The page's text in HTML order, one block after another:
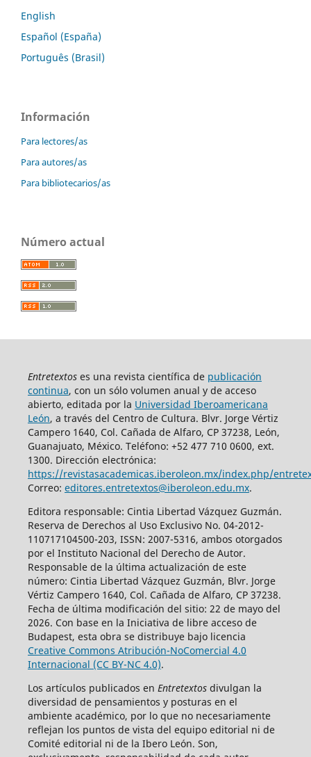
English
Español (España)
Português (Brasil)
Información
Para lectores/as
Para autores/as
Para bibliotecarios/as
Número actual
Entretextos es una revista científica de publicación
continua, con un sólo volumen anual y de acceso
abierto, editada por la Universidad Iberoamericana
León, a través del Centro de Cultura. Blvr. Jorge Vértiz
Campero 1640, Col. Cañada de Alfaro, CP 37238, León,
Guanajuato, México. Teléfono: +52 477 710 0600, ext.
1300. Dirección electrónica:
https://revistasacademicas.iberoleon.mx/index.php/
Correo: editores.entretextos@iberoleon.edu.mx.
Editora responsable: Cintia Libertad Vázquez Guzmán.
Reserva de Derechos al Uso Exclusivo No. 04-2012-
110717104500-203, ISSN: 2007-5316, ambos otorgados
por el Instituto Nacional del Derecho de Autor.
Responsable de la última actualización de este
número: Cintia Libertad Vázquez Guzmán, Blvr. Jorge
Vértiz Campero 1640, Col. Cañada de Alfaro, CP 37238.
Fecha de última modificación del sitio: 22 de mayo del
2026. Con base en la Iniciativa de libre acceso de
Budapest, esta obra se distribuye bajo licencia
Creative Commons Atribución-NoComercial 4.0
Internacional (CC BY-NC 4.0).
Los artículos publicados en Entretextosdivulgan la
diversidad de pensamientos y posturas en el
ambiente académico, por lo que no necesariamente
reflejan los puntos de vista del equipo editorial ni de
Comité editorial ni de la Ibero León. Son,